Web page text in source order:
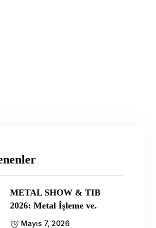
METAL SHOW & TIB
2026: Metal İşleme ve.
Mayıs 7, 2026